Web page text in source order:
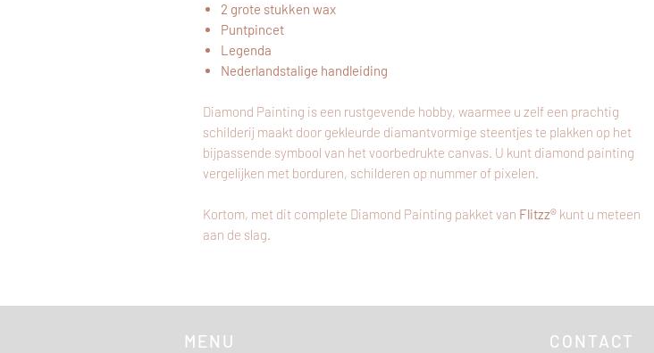
2 grote stukken wax
Puntpincet
Legenda
Nederlandstalige handleiding
Diamond Painting is een rustgevende hobby, waarmee u zelf een prachtig
schilderij maakt door gekleurde diamantvormige steentjes te plakken op het
bijpassende symbool van het voorbedrukte canvas. U kunt diamond painting
vergelijken met borduren, schilderen op nummer of pixelen.
Kortom, met dit complete Diamond Painting pakket van Flitzz® kunt u meteen
aan de slag.
MENU CONTACT